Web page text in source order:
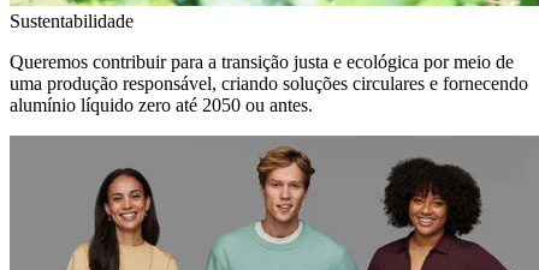
Sustentabilidade
Queremos contribuir para a transição justa e ecológica por meio de
uma produção responsável, criando soluções circulares e fornecendo
alumínio líquido zero até 2050 ou antes.